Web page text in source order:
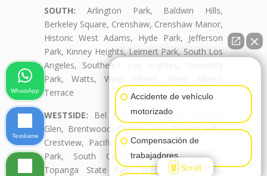
SOUTH: Arlington Park, Baldwin Hills,
Berkeley Square, Crenshaw, Crenshaw Manor,
Historic West Adams, Hyde Park, Jefferson
Park, Kinney Heights, Leimert Park, South Los
Angeles, Southeast Los Angeles, University
Park, Watts, West Adams, West Adams
Terrace
WESTSIDE: Bel Air, Beverly Crest, Beverly
Glen, Brentwood, Century City, Cheviot Hills,
Crestview, Pacific Palisades, Palms, Rancho
Park, South Carthay, South Robertson,
Topanga State Park, West Los Angeles,
Accidente de vehículo
motorizado
Compensación de
trabajadores
Scroll
WhatsApp
Textéame